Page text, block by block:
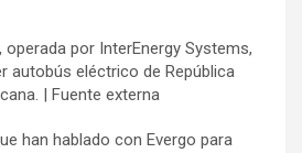
operada por InterEnergy Systems,
autobús eléctrico de República
| Fuente externa
han hablado con Evergo para